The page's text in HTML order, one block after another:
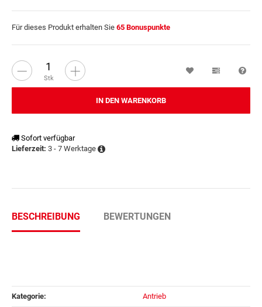
Für dieses Produkt erhalten Sie 65 Bonuspunkte
Stk
IN DEN WARENKORB
Sofort verfügbar
Lieferzeit: 3 - 7 Werktage
Wunschzettel
BESCHREIBUNG BEWERTUNGEN
Kategorie: Antrieb